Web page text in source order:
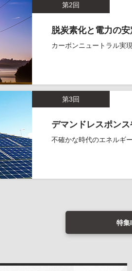
第2回
脱炭素化と電力の
カーボンニュートラル実
第3回
デマンドレスポン
不確かな時代のエネルギ
特集